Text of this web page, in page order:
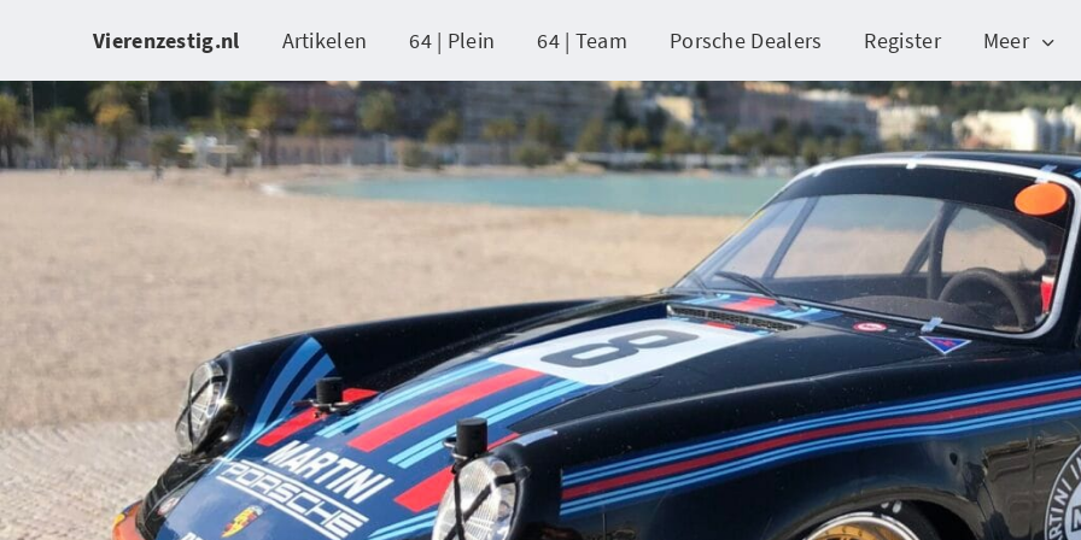
Vierenzestig.nl Artikelen 64 | Plein 64 | Team Porsche Dealers Register Meer